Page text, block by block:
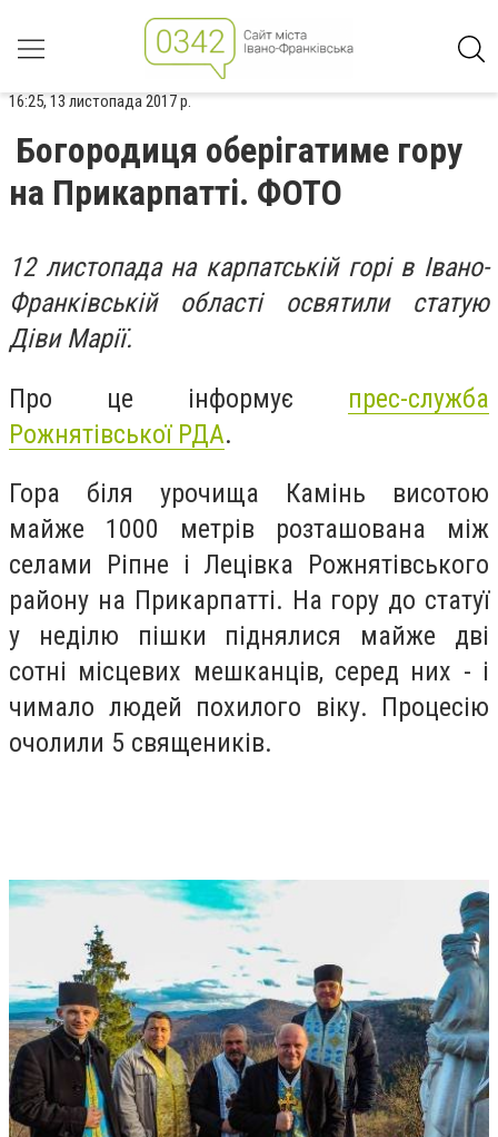
16:25, 13 листопада 2017 р.
Богородиця оберігатиме гору
на Прикарпатті. ФОТО
12 листопада на карпатській горі в Івано-
Франківській області освятили статую
Діви Марії.
Про це інформує прес-служба
Рожнятівської РДА.
Гора біля урочища Камінь висотою
майже 1000 метрів розташована між
селами Ріпне і Лецівка Рожнятівського
району на Прикарпатті. На гору до статуї
у неділю пішки піднялися майже дві
сотні місцевих мешканців, серед них - і
чимало людей похилого віку. Процесію
очолили 5 священиків.